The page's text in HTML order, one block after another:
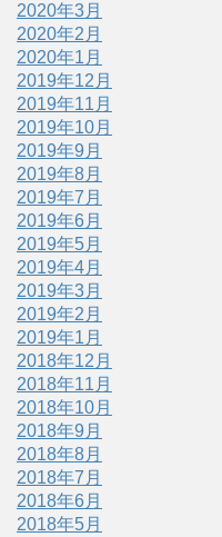
2020年3月
2020年2月
2020年1月
2019年12月
2019年11月
2019年10月
2019年9月
2019年8月
2019年7月
2019年6月
2019年5月
2019年4月
2019年3月
2019年2月
2019年1月
2018年12月
2018年11月
2018年10月
2018年9月
2018年8月
2018年7月
2018年6月
2018年5月